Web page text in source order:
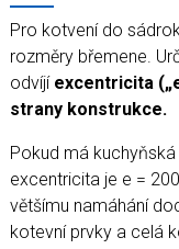
Pro kotvení do
rozměry břemene.
odvíjí excentricita
strany konstrukce.
Pokud má
excentricita je e =
většímu namáhání
kotevní prvky a celá